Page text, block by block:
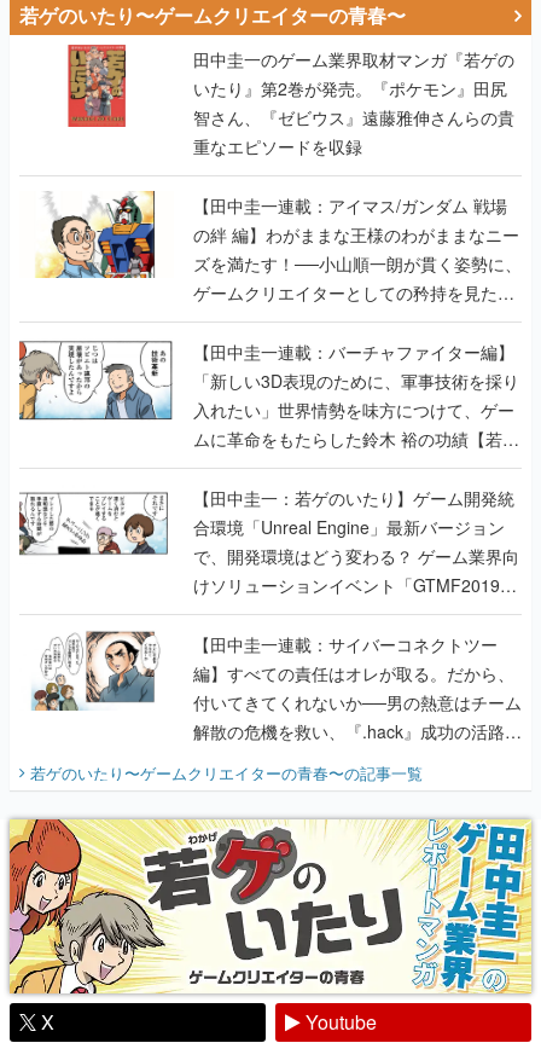
若ゲのいたり〜ゲームクリエイターの青春〜
田中圭一のゲーム業界取材マンガ『若ゲの
いたり』第2巻が発売。『ポケモン』田尻
智さん、『ゼビウス』遠藤雅伸さんらの貴
重なエピソードを収録
【田中圭一連載：アイマス/ガンダム 戦場
の絆 編】わがままな王様のわがままなニー
ズを満たす！──小山順一朗が貫く姿勢に、
ゲームクリエイターとしての矜持を見た
【若ゲのいたり最終回】
【田中圭一連載：バーチャファイター編】
「新しい3D表現のために、軍事技術を採り
入れたい」世界情勢を味方につけて、ゲー
ムに革命をもたらした鈴木 裕の功績【若ゲ
のいたり】
【田中圭一：若ゲのいたり】ゲーム開発統
合環境「Unreal Engine」最新バージョン
で、開発環境はどう変わる？ ゲーム業界向
けソリューションイベント「GTMF2019」
に行って、より理解を深めよう【PR】
【田中圭一連載：サイバーコネクトツー
編】すべての責任はオレが取る。だから、
付いてきてくれないか──男の熱意はチーム
解散の危機を救い、『.hack』成功の活路を
開く。業界の快男児・松山 洋に流れる血は
『少年ジャンプ』色だった【若ゲのいた
り】
若ゲのいたり〜ゲームクリエイターの青春〜の記事一覧
X
Youtube